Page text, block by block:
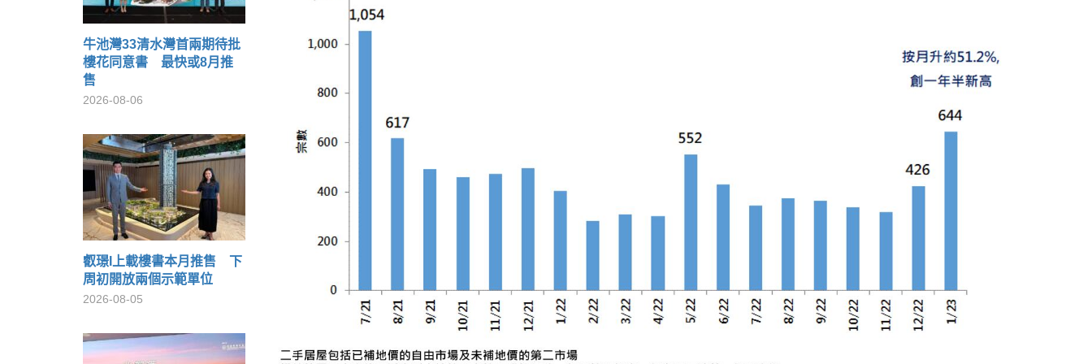
牛池灣33清水灣首兩期待批
樓花同意書 最快或8月推
售
2026-08-06
叡璟I上載樓書本月推售 下
周初開放兩個示範單位
2026-08-05